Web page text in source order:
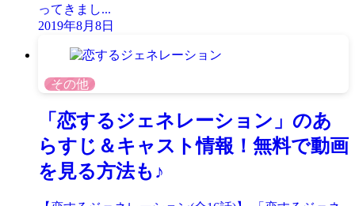
ってきまし...
2019年8月8日
その他
「恋するジェネレーション」のあ
らすじ＆キャスト情報！無料で動画
を見る方法も♪